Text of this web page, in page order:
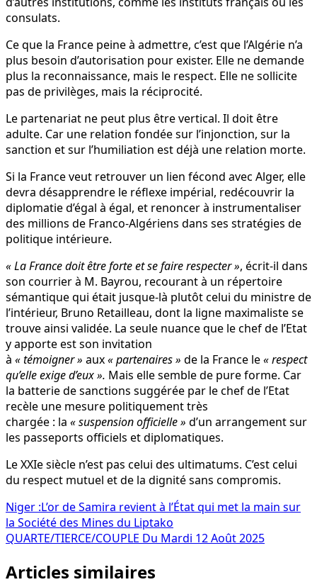
consulats.
Ce que la France peine à admettre, c’est que l’Algérie n’a
plus besoin d’autorisation pour exister. Elle ne demande
plus la reconnaissance, mais le respect. Elle ne sollicite
pas de privilèges, mais la réciprocité.
Le partenariat ne peut plus être vertical. Il doit être
adulte. Car une relation fondée sur l’injonction, sur la
sanction et sur l’humiliation est déjà une relation morte.
Si la France veut retrouver un lien fécond avec Alger, elle
devra désapprendre le réflexe impérial, redécouvrir la
diplomatie d’égal à égal, et renoncer à instrumentaliser
des millions de Franco-Algériens dans ses stratégies de
politique intérieure.
«La France doit être forte et se faire respecter », écrit-il dans
son courrier à M. Bayrou, recourant à un répertoire
sémantique qui était jusque-là plutôt celui du ministre de
l’intérieur, Bruno Retailleau, dont la ligne maximaliste se
trouve ainsi validée. La seule nuance que le chef de l’Etat
y apporte est son invitation
à « témoigner » aux« partenaires » de la France le« respect
qu’elle exige d’eux ». Mais elle semble de pure forme. Car
la batterie de sanctions suggérée par le chef de l’Etat
recèle une mesure politiquement très
chargée : la « suspension officielle » d’un arrangement sur
les passeports officiels et diplomatiques.
Le XXIe siècle n’est pas celui des ultimatums. C’est celui
du respect mutuel et de la dignité sans compromis.
Navigation
de
Niger :L’or de Samira revient à l’État qui met la main sur
la Société des Mines du Liptako
QUARTE/TIERCE/COUPLE Du Mardi 12 Août 2025
Articles similaires